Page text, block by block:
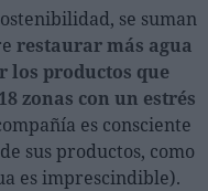
se suman
restaurar más agua
los productos que
zonas con un estrés
es consciente
sus productos, como
es imprescindible).